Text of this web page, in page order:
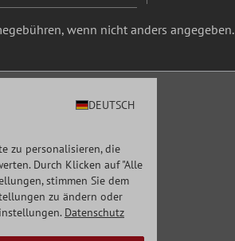
wenn nicht anders angegeben.
DEUTSCH
zu personalisieren, die
Durch Klicken auf "Alle
stimmen Sie dem
zu ändern oder
Datenschutz